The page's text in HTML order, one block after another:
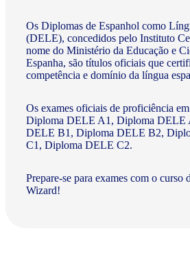
Os Diplomas de Espanhol como
(DELE), concedidos pelo Instituto
nome do Ministério da Educação e
Espanha, são títulos oficiais que
competência e domínio da língua
Os exames oficiais de proficiência
Diploma DELE A1, Diploma DELE
DELE B1, Diploma DELE B2,
C1, Diploma DELE C2.
Prepare-se para exames com o curso
Wizard!